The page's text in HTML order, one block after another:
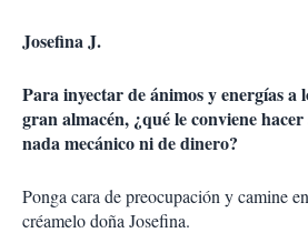
Josefina J.
Para inyectar de ánimos y energías a
gran almacén, ¿qué le conviene
nada mecánico ni de dinero?
Ponga cara de preocupación y camine
créamelo doña Josefina.